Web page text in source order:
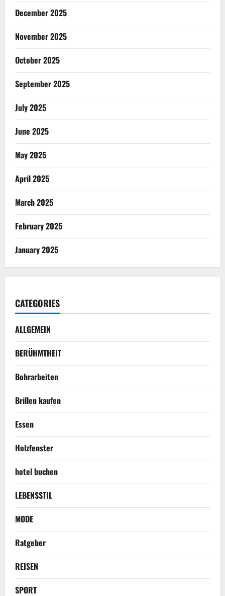
December 2025
November 2025
October 2025
September 2025
July 2025
June 2025
May 2025
April 2025
March 2025
February 2025
January 2025
CATEGORIES
ALLGEMEIN
BERÜHMTHEIT
Bohrarbeiten
Brillen kaufen
Essen
Holzfenster
hotel buchen
LEBENSSTIL
MODE
Ratgeber
REISEN
SPORT